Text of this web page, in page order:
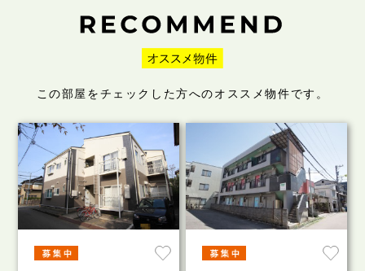
この部屋をチェックした方へのオススメ物件です。